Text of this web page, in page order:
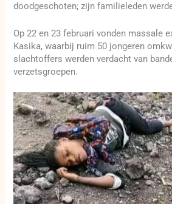
doodgeschoten; zijn familieleden
Op 22 en 23 februari vonden massale
Kasika, waarbij ruim 50 jongeren
slachtoffers werden verdacht van
verzetsgroepen.